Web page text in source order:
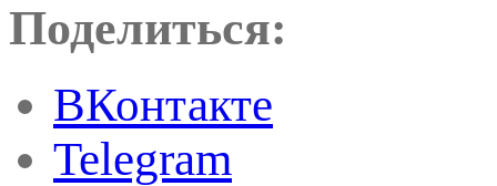
Поделиться:
ВКонтакте
Telegram